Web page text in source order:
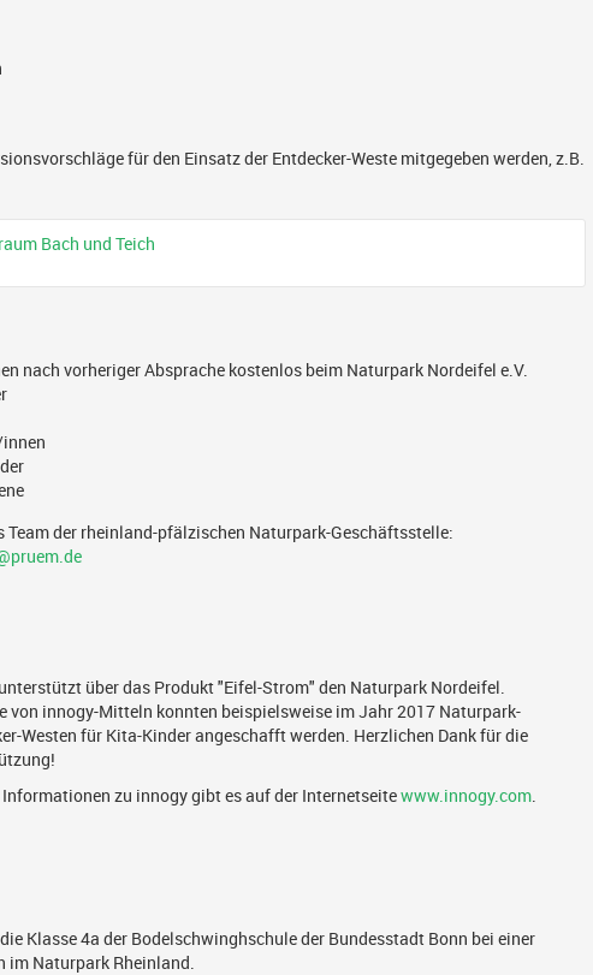
für den Einsatz der Entdecker-Weste mitgegeben werden, z.B.
Bach und Teich
nach vorheriger Absprache kostenlos beim Naturpark Nordeifel e.V.
Team der rheinland-pfälzischen Naturpark-Geschäftsstelle:
über das Produkt "Eifel-Strom" den Naturpark Nordeifel.
von innogy-Mitteln konnten beispielsweise im Jahr 2017 Naturpark-
Westen für Kita-Kinder angeschafft werden. Herzlichen Dank für die
Informationen zu innogy gibt es auf der Internetseitewww.innogy.com.
Klasse 4a der Bodelschwinghschule der Bundesstadt Bonn bei einer
im Naturpark Rheinland.